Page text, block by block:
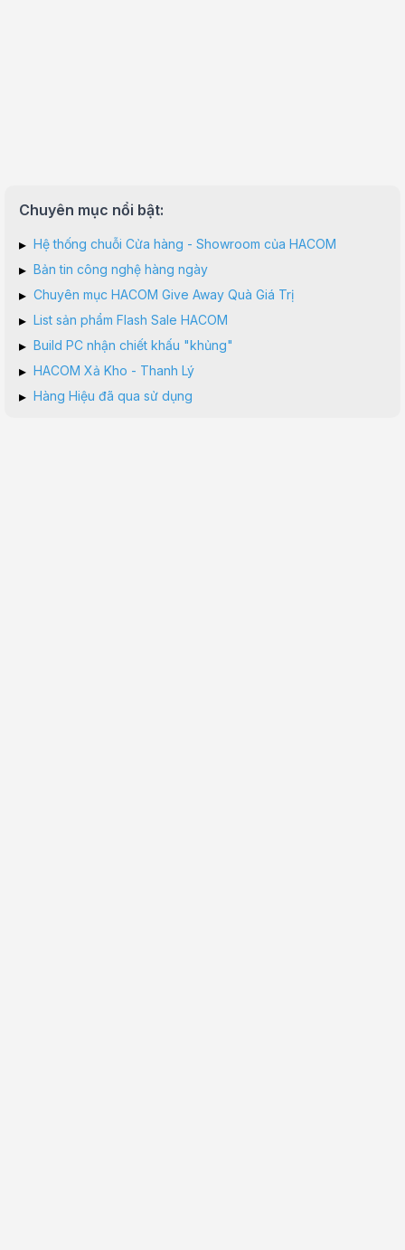
Chuyên mục nổi bật:
▸ Hệ thống chuỗi Cửa hàng - Showroom của HACOM
▸ Bản tin công nghệ hàng ngày
▸ Chuyên mục HACOM Give Away Quà Giá Trị
▸ List sản phẩm Flash Sale HACOM
▸ Build PC nhận chiết khấu "khủng"
▸ HACOM Xả Kho - Thanh Lý
▸ Hàng Hiệu đã qua sử dụng